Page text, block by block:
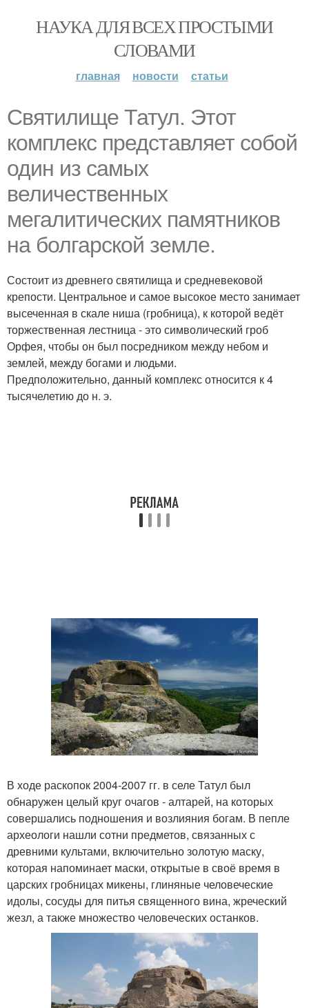
НАУКА ДЛЯ ВСЕХ ПРОСТЫМИ
СЛОВАМИ
главная новости статьи
Святилище Татул. Этот
комплекс представляет собой
один из самых
величественных
мегалитических памятников
на болгарской земле.
Состоит из древнего святилища и средневековой
крепости. Центральное и самое высокое место занимает
высеченная в скале ниша (гробница), к которой ведёт
торжественная лестница - это символический гроб
Орфея, чтобы он был посредником между небом и
землей, между богами и людьми.
Предположительно, данный комплекс относится к 4
тысячелетию до н. э.
В ходе раскопок 2004-2007 гг. в селе Татул был
обнаружен целый круг очагов - алтарей, на которых
совершались подношения и возлияния богам. В пепле
археологи нашли сотни предметов, связанных с
древними культами, включительно золотую маску,
которая напоминает маски, открытые в своё время в
царских гробницах микены, глиняные человеческие
идолы, сосуды для питья священного вина, жреческий
жезл, а также множество человеческих останков.